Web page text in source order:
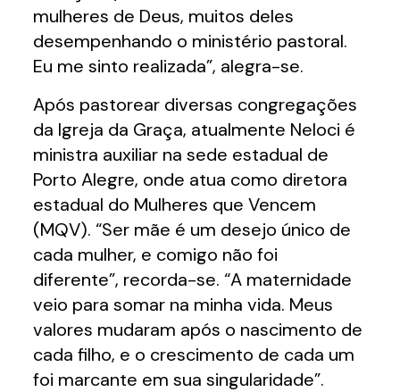
mulheres de Deus, muitos deles
desempenhando o ministério pastoral.
Eu me sinto realizada”, alegra-se.
Após pastorear diversas congregações
da Igreja da Graça, atualmente Neloci é
ministra auxiliar na sede estadual de
Porto Alegre, onde atua como diretora
estadual do Mulheres que Vencem
(MQV). “Ser mãe é um desejo único de
cada mulher, e comigo não foi
diferente”, recorda-se. “A maternidade
veio para somar na minha vida. Meus
valores mudaram após o nascimento de
cada filho, e o crescimento de cada um
foi marcante em sua singularidade”.